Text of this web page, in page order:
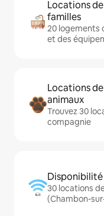
Locations
familles
20 logements
et des
Locations
animaux
Trouvez 30
compagnie
30 locations
(Chambon-